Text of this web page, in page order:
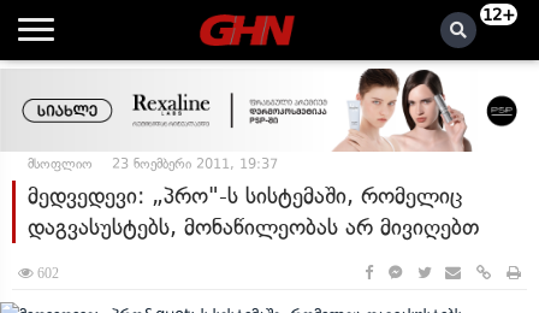
12+
მსოფლიო 23 ნოემბერი 2011, 19:37
მედვედევი: „პრო"-ს სისტემაში, რომელიც
დაგვასუსტებს, მონაწილეობას არ მივიღებთ
602